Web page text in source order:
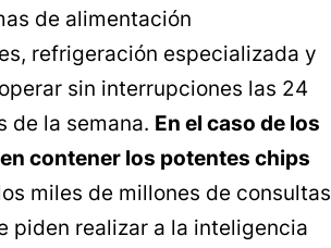
de alimentación
refrigeración especializada y
sin interrupciones las 24
de la semana. En el caso de los
contener los potentes chips
miles de millones de consultas
piden realizar a la inteligencia